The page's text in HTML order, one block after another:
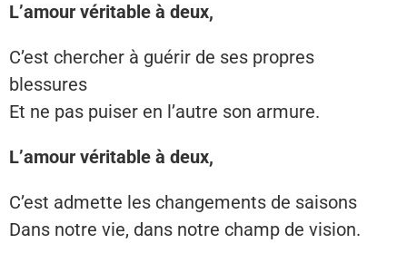
L’amour véritable à deux,
C’est chercher à guérir de ses propres
blessures
Et ne pas puiser en l’autre son armure.
L’amour véritable à deux,
C’est admette les changements de saisons
Dans notre vie, dans notre champ de vision.